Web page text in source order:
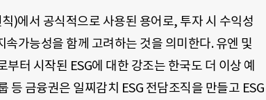
)에서 공식적으로 사용된 용어로, 투자 시 수익성
가능성을 함께 고려하는 것을 의미한다. 유엔 및
터 시작된 ESG에 대한 강조는 한국도 더 이상 예
등 금융권은 일찌감치 ESG 전담조직을 만들고 ESG